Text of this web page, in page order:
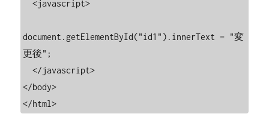
  <javascript>
document.getElementById("id1").innerText = "変
更後";
  </javascript>
</body>
</html>